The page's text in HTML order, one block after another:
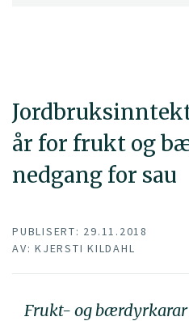
år for frukt og
nedgang for sau
PUBLISERT: 29.11.2018
AV: KJERSTI KILDAHL
Frukt- og